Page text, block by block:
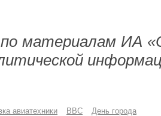
материалам ИА
авиатехники ВВС День города